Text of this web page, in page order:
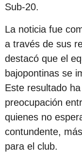
b
i
c
a
c
i
ó
n
Sub-20.
La noticia fue
a través de sus
destacó que el
bajopontinas se
Este resultado
preocupación
quienes no
contundente,
para el club.